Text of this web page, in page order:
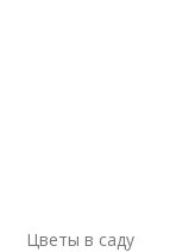
Цветы в саду